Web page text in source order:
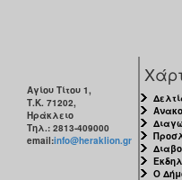
Αγίου Τίτου 1,
Τ.Κ. 71202,
Ηράκλειο
Τηλ.: 2813-409000
email:info@heraklion.gr
Ο